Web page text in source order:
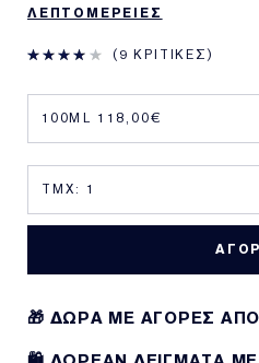
ΛΕΠΤΟΜΕΡΕΙΕΣ
9 ΚΡΙΤΙΚΈΣ
🎁 ΔΩΡΑ ΜΕ ΑΓΟΡΕΣ ΑΠΌ